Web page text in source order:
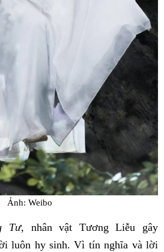
Ảnh: Weibo
Tư, nhân vật Tương Liễu gây
luôn hy sinh. Vì tín nghĩa và lời